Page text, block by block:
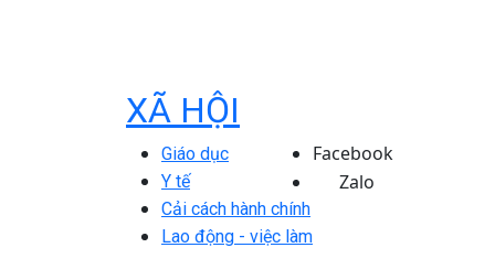
XÃ HỘI
Giáo dục
Y tế
Cải cách hành chính
Lao động - việc làm
Facebook
Zalo